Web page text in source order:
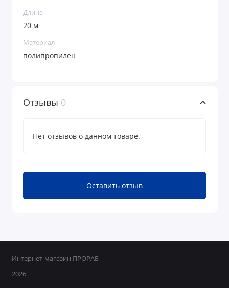
Длина
20 м
Материал
полипропилен
Отзывы 0
Нет отзывов о данном товаре.
Оставить отзыв
Интернет-магазин ПРОРАБ
2026